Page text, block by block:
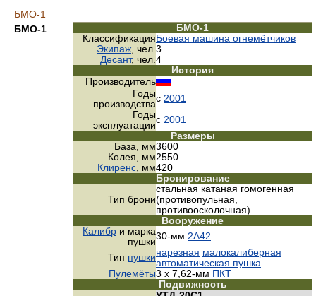
БМО-1
БМО-1
КлассификацияБоевая машина огнемётчиков
Экипаж , чел. 3
Десант, чел. 4
История
Производитель
Годы
производствас 2001
Годы
эксплуатациис 2001
Размеры
База, мм3600
Колея, мм2550
Клиренс , мм420
Бронирование
Тип брони
стальная катаная гомогенная
(противопульная,
противоосколочная)
Вооружение
Калибр и марка
пушки30-мм 2А42
Тип пушкинарезная малокалиберная
автоматическая пушка
Пулемёты3 х 7,62-мм ПКТ
Подвижность
БМО-1 —